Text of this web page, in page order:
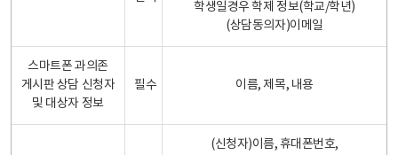
학생일경우 학제 정보(학교/학년)
(상담동의자)이메일
스마트폰 과의존
게시판 상담 신청자
및 대상자 정보
필수 이름, 제목, 내용
(신청자)이름, 휴대폰번호,